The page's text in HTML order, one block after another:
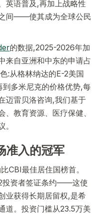
英语普及,再加上战略性
间——使其成为全球公民
的数据,2025-2026年加
来自亚洲和中东的申请占
:从格林纳达的E-2美国
多米尼克的价格优势,每
迈雷贝洛咨询,我们基于
教育资源、医疗保健、
准入的冠军
CBI最佳居住国榜首。
投资者签证条约——这使
业获得长期居留权,是希
道。投资门槛从23.5万美